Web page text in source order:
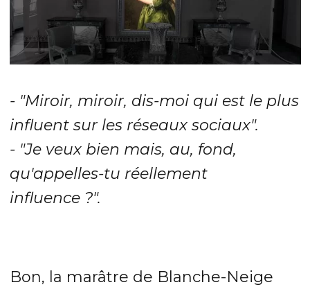
- "Miroir, miroir, dis-moi qui est le plus
influent sur les réseaux sociaux".
- "Je veux bien mais, au, fond,
qu'appelles-tu réellement
influence ?".
Bon, la marâtre de Blanche-Neige